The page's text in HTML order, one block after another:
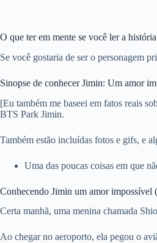
O que ter em mente se você ler a
Se você gostaria de ser o personagem
Sinopse de conhecer Jimin: Um amor
[Eu também me baseei em fatos reais
BTS Park Jimin.
Também estão incluídas fotos e gifs, e
Uma das poucas coisas em que
Conhecendo Jimin um amor impossível
Certa manhã, uma menina chamada
Ao chegar no aeroporto, ela pegou o